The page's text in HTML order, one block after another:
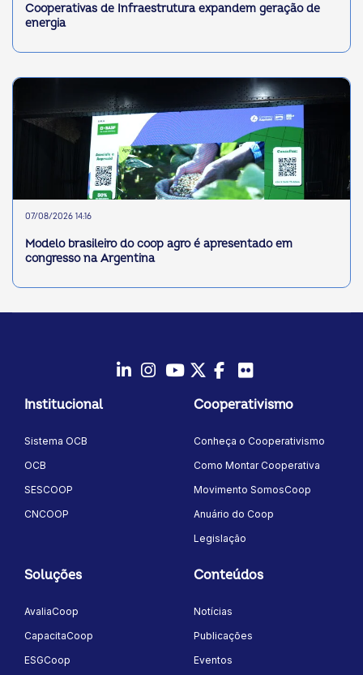
Cooperativas de Infraestrutura expandem geração de
energia
07/08/2026 14:16
Modelo brasileiro do coop agro é apresentado em
congresso na Argentina
Instagram
YoutubeTwitter/X
Facebook
Institucional
Sistema OCB
OCB
SESCOOP
CNCOOP
Cooperativismo
Conheça o Cooperativismo
Como Montar Cooperativa
Movimento SomosCoop
Anuário do Coop
Legislação
Soluções
AvaliaCoop
CapacitaCoop
ESGCoop
Conteúdos
Notícias
Publicações
Eventos